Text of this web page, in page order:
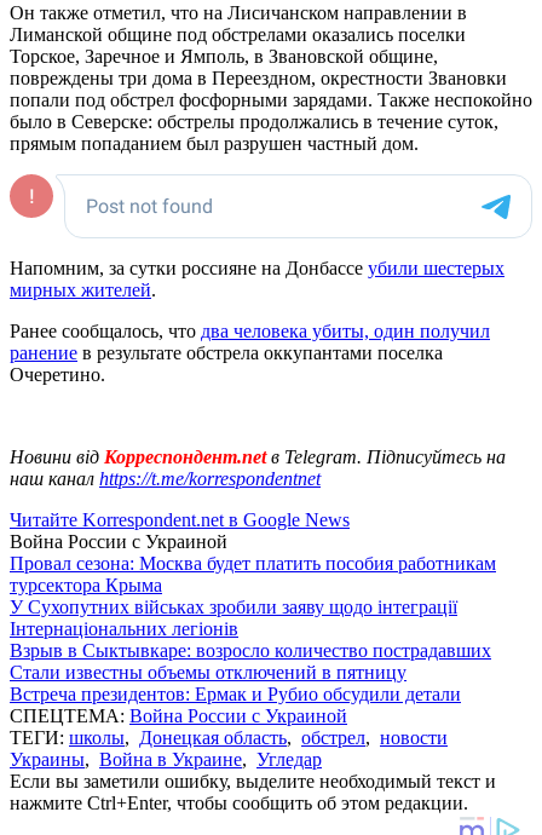
Он также отметил, что на Лисичанском направлении в
Лиманской общине под обстрелами оказались поселки
Торское, Заречное и Ямполь, в Звановской общине,
повреждены три дома в Переездном, окрестности Звановки
попали под обстрел фосфорными зарядами. Также неспокойно
было в Северске: обстрелы продолжались в течение суток,
прямым попаданием был разрушен частный дом.
Напомним, за сутки россияне на Донбассе убили шестерых
мирных жителей.
Ранее сообщалось, что два человека убиты, один получил
ранение в результате обстрела оккупантами поселка
Очеретино.
Новини від Корреспондент.netв Telegram. Підписуйтесь на
наш канал https://t.me/korrespondentnet
Читайте Korrespondent.net в Google News
Война России с Украиной
Провал сезона: Москва будет платить пособия работникам
турсектора Крыма
У Сухопутних військах зробили заяву щодо інтеграції
Інтернаціональних легіонів
Взрыв в Сыктывкаре: возросло количество пострадавших
Стали известны объемы отключений в пятницу
Встреча президентов: Ермак и Рубио обсудили детали
СПЕЦТЕМА: Война России с Украиной
ТЕГИ: школы, Донецкая область, обстрел, новости
Украины, Война в Украине, Угледар
Если вы заметили ошибку, выделите необходимый текст и
нажмите Ctrl+Enter, чтобы сообщить об этом редакции.